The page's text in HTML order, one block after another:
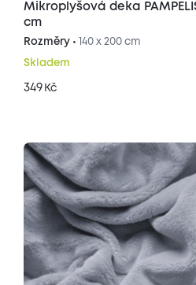
Mikroplyšová deka
cm
Rozměry • 140 x 200 cm
Skladem
349 Kč